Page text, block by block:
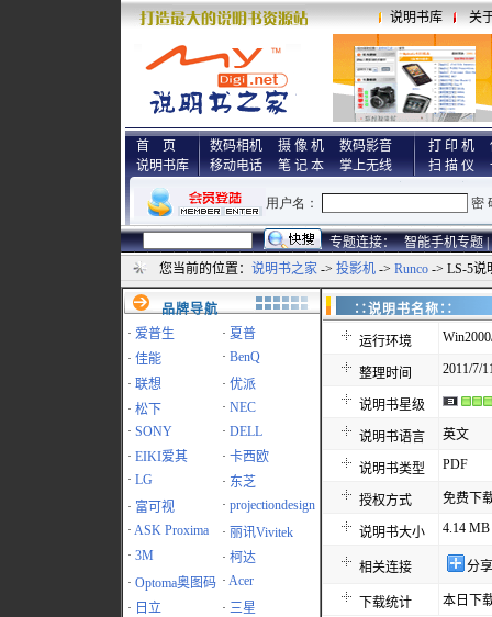
说明书库 关
首 页
说明书库
数码相机 摄 像 机
数码影音
移动电话
笔 记 本 掌上无线
打 印 机
扫 描 仪
专题连接： 智能手机专题 |
您当前的位置： 说明书之家 -> 投影机 -> Runco -> LS-5说
品牌导航
· 爱普生 · 夏普
· 佳能 · BenQ
· 联想 · 优派
· 松下 · NEC
· SONY · DELL
· EIKI爱其 · 卡西欧
· LG · 东芝
· 富可视 · projectiondesign
· ASK Proxima · 丽讯Vivitek
· 3M · 柯达
· Optoma奥图码 · Acer
· 日立 · 三星
∷说明书名
运行环境
整理时间 2011/7/
说明书星级
说明书语言 英文
说明书类型 PDF
授权方式 免费下
说明书大小 4.14 MB
相关连接 分
下载统计 本日下